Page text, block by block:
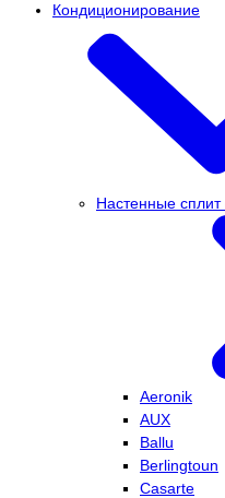
Кондиционирование
Настенные
Aeronik
AUX
Ballu
Berlingtoun
Casarte